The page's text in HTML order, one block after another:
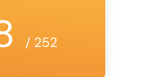
/ 252